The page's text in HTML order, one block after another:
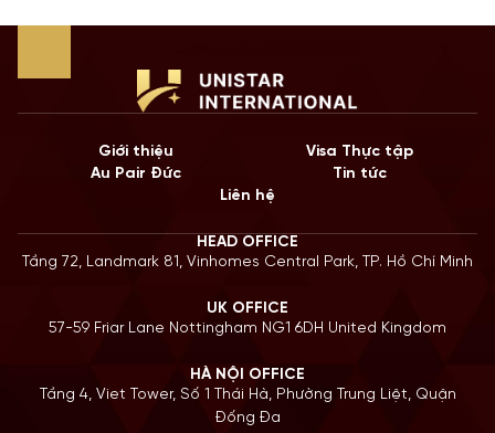
Giới thiệu
Visa Thực tập
Au Pair Đức
Tin tức
Liên hệ
HEAD OFFICE
Tầng 72, Landmark 81, Vinhomes Central Park, TP. Hồ Chí Minh
UK OFFICE
57-59 Friar Lane Nottingham NG1 6DH United Kingdom
HÀ NỘI OFFICE
Tầng 4, Viet Tower, Số 1 Thái Hà, Phường Trung Liệt, Quận
Đống Đa